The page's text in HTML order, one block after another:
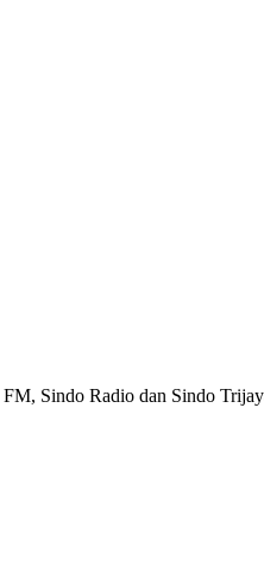
Sindo Radio dan Sindo